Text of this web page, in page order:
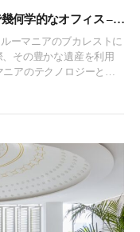
何学的なオフィス –
その豊かな遺産を利用
オマージュです。デザ
、社交性、創造性を高
は産業遺産の要素、地
ャーを使用するととも
リーンな仕上げ、テク
、鋭角的